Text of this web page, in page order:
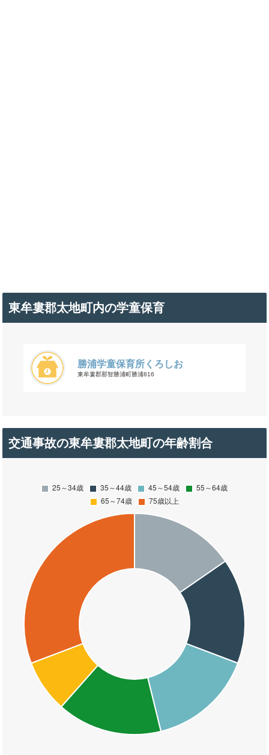
東牟婁郡太地町内の学童保育
勝浦学童保育所くろしお
東牟婁郡那智勝浦町勝浦816
交通事故の東牟婁郡太地町の年齢割合